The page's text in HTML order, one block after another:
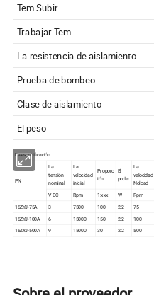
Tem Subir
Trabajar Tem
La resistencia de aislamiento
Prueba de bombeo
Clase de aislamiento
El peso
La especificación
PN
La
tensión
nominal
La
velocidad
inicial
Proporc
ión
El
poder
La
velocidad
Noload
V DC
Rpm 1:xxx W Rpm
16ZYJ-75A
3 7500 100 2.2 75
16ZYJ-100A 6 15000 150 2.2 100
16ZYJ-500A 9 15000 30 2.2 500